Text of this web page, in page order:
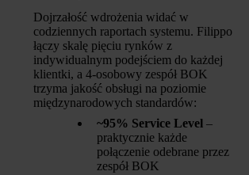
Dojrzałość wdrożenia widać w
codziennych raportach systemu. Filippo
łączy skalę pięciu rynków z
indywidualnym podejściem do każdej
klientki, a 4-osobowy zespół BOK
trzyma jakość obsługi na poziomie
międzynarodowych standardów:
~95% Service Level –
praktycznie każde
połączenie odebrane przez
zespół BOK